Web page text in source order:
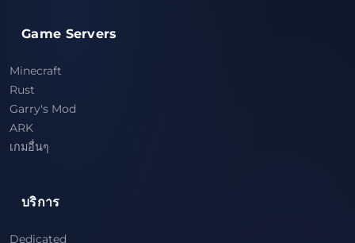
Game Servers
Minecraft
Rust
Garry's Mod
ARK
เกมอื่นๆ
บริการ
Dedicated